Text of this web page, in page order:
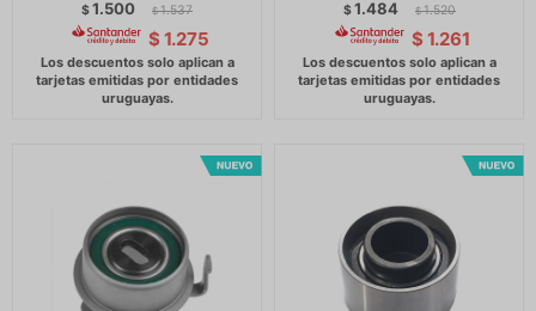
$1.500 $ 1.537
$ 1.275
$1.484 $ 1.520
$ 1.261